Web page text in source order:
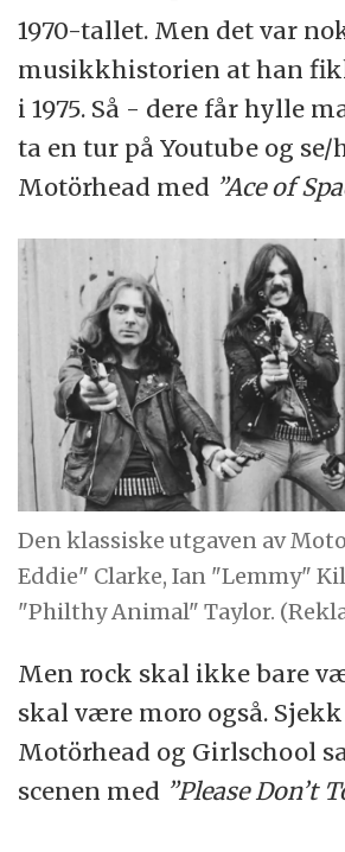
1970-tallet. Men det var
musikkhistorien at han
i 1975. Så - dere får hylle
ta en tur på Youtube og se/
Motörhead med ”Ace of
Den klassiske utgaven av
Eddie" Clarke, Ian "Lemmy"
"Philthy Animal" Taylor.
Men rock skal ikke bare
skal være moro også.
Motörhead og Girlschool
scenen med ”Please Don’t